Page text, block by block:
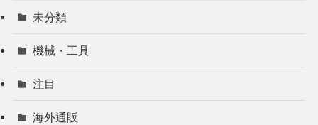
未分類
機械・工具
注目
海外通販